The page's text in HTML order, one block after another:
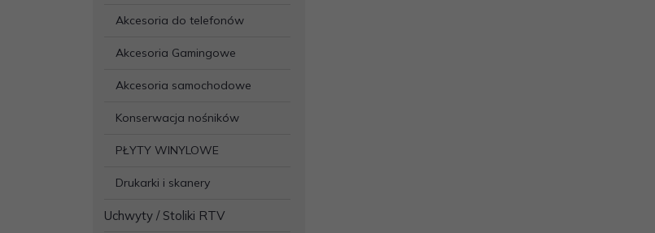
Akcesoria do telefonów
Akcesoria Gamingowe
Akcesoria samochodowe
Konserwacja nośników
PŁYTY WINYLOWE
Drukarki i skanery
Uchwyty / Stoliki RTV